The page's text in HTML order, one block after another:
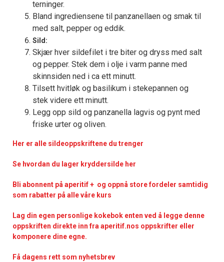
terninger.
Bland ingrediensene til panzanellaen og smak til
med salt, pepper og eddik.
Sild:
Skjær hver sildefilet i tre biter og dryss med salt
og pepper. Stek dem i olje i varm panne med
skinnsiden ned i ca ett minutt.
Tilsett hvitløk og basilikum i stekepannen og
stek videre ett minutt.
Legg opp sild og panzanella lagvis og pynt med
friske urter og oliven.
Her er alle sildeoppskriftene du trenger
Se hvordan du lager kryddersilde her
Bli abonnent på aperitif + og oppnå store fordeler samtidig
som rabatter på alle våre kurs
Lag din egen personlige kokebok enten ved å legge denne
oppskriften direkte inn fra aperitif.nos oppskrifter eller
komponere dine egne.
Få dagens rett som nyhetsbrev